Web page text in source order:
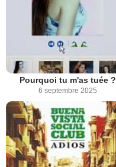
Pourquoi tu m'as tuée ?
6 septembre 2025